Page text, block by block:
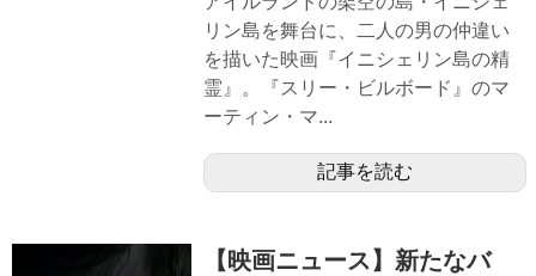
リン島を舞台に、二人の男の仲違い
を描いた映画『イニシェリン島の精
霊』。『スリー・ビルボード』のマ
ーティン・マ...
記事を読む
【映画ニュース】新たなバ